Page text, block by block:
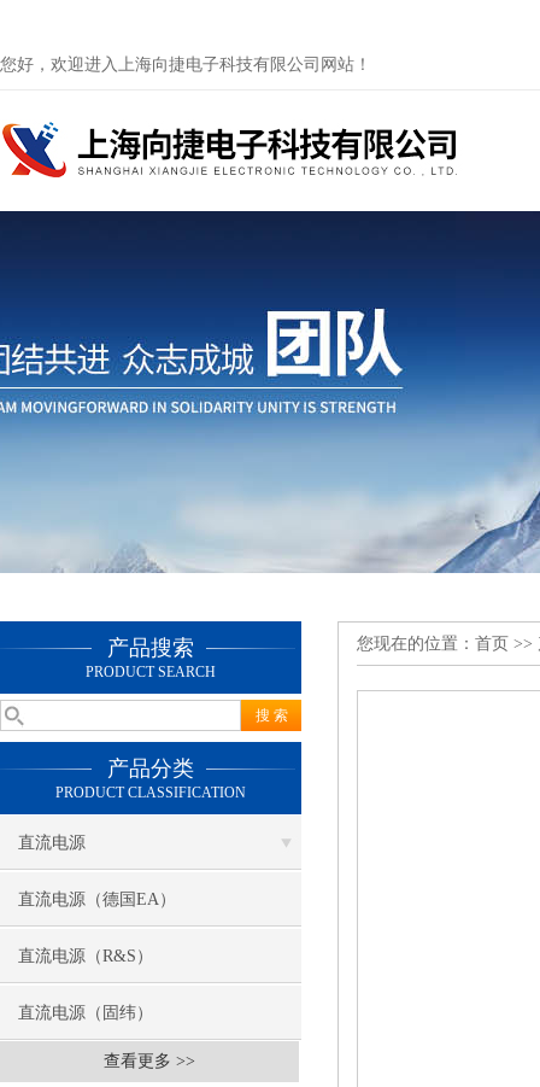
您好，欢迎进入上海向捷电子科技有限公司网站！
产品搜索
PRODUCT SEARCH
产品分类
PRODUCT CLASSIFICATION
直流电源
直流电源（德国EA）
直流电源（R&S）
直流电源（固纬）
查看更多 >>
您现在的位置： 首页 >>